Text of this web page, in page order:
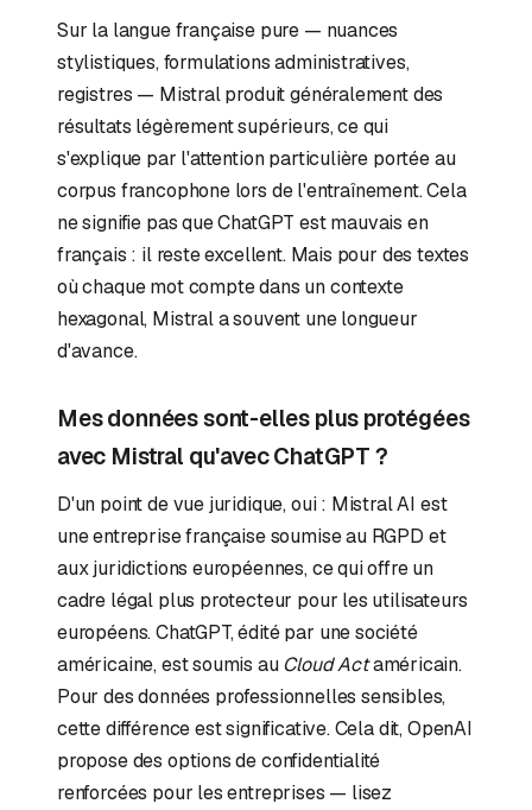
Sur la langue française pure — nuances
stylistiques, formulations administratives,
registres — Mistral produit généralement des
résultats légèrement supérieurs, ce qui
s'explique par l'attention particulière portée au
corpus francophone lors de l'entraînement. Cela
ne signifie pas que ChatGPT est mauvais en
français : il reste excellent. Mais pour des textes
où chaque mot compte dans un contexte
hexagonal, Mistral a souvent une longueur
d'avance.
Mes données sont-elles plus protégées
avec Mistral qu'avec ChatGPT ?
D'un point de vue juridique, oui : Mistral AI est
une entreprise française soumise au RGPD et
aux juridictions européennes, ce qui offre un
cadre légal plus protecteur pour les utilisateurs
européens. ChatGPT, édité par une société
américaine, est soumis au Cloud Actaméricain.
Pour des données professionnelles sensibles,
cette différence est significative. Cela dit, OpenAI
propose des options de confidentialité
renforcées pour les entreprises — lisez